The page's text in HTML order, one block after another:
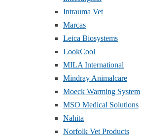
Intrauma Vet
Marcas
Leica Biosystems
LookCool
MILA International
Mindray Animalcare
Moeck Warming System
MSO Medical Solutions
Nahita
Norfolk Vet Products